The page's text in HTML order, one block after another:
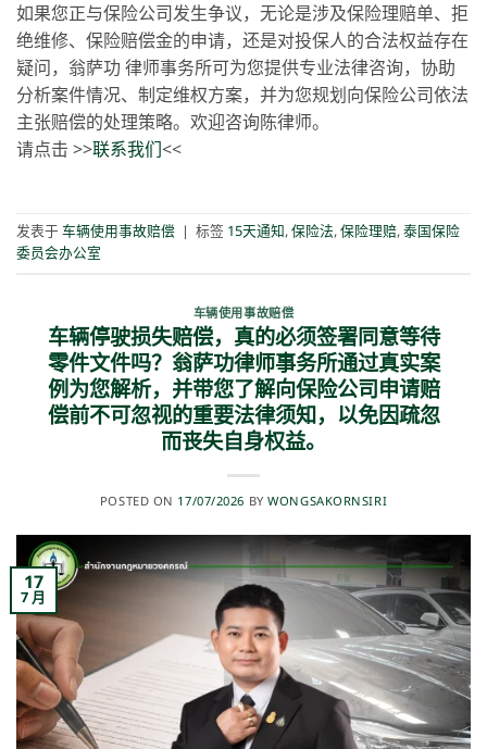
如果您正与保险公司发生争议，无论是涉及保险理赔单、拒
绝维修、保险赔偿金的申请，还是对投保人的合法权益存在
疑问，翁萨功 律师事务所可为您提供专业法律咨询，协助
分析案件情况、制定维权方案，并为您规划向保险公司依法
主张赔偿的处理策略。欢迎咨询陈律师。
请点击 >>联系我们<<
发表于 车辆使用事故赔偿 | 标签 15天通知,保险法,保险理赔,泰国保险
委员会办公室
车辆使用事故赔偿
车辆停驶损失赔偿，真的必须签署同意等待
零件文件吗？翁萨功律师事务所通过真实案
例为您解析，并带您了解向保险公司申请赔
偿前不可忽视的重要法律须知，以免因疏忽
而丧失自身权益。
POSTED ON 17/07/2026 BYWONGSAKORNSIRI
17
7 月